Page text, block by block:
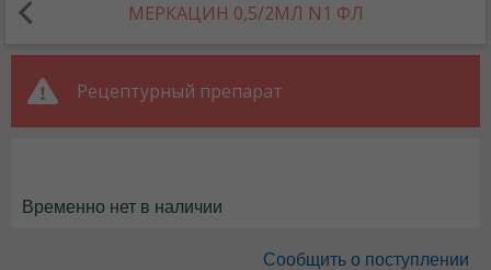
МЕРКАЦИН 0,5/2МЛ N1 ФЛ
Рецептурный препарат
Временно нет в наличии
Сообщить о поступлении